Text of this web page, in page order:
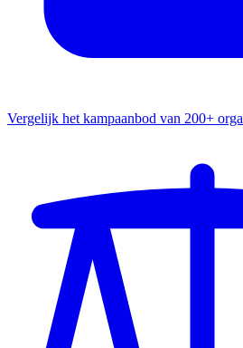
Vergelijk het kampaanbod van 200+